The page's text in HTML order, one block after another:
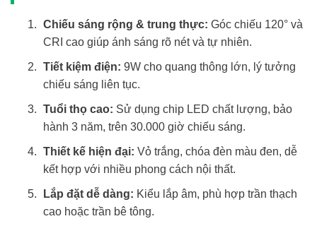
Chiếu sáng rộng & trung thực: Góc chiếu 120° và
CRI cao giúp ánh sáng rõ nét và tự nhiên.
Tiết kiệm điện: 9W cho quang thông lớn, lý tưởng
chiếu sáng liên tục.
Tuổi thọ cao: Sử dụng chip LED chất lượng, bảo
hành 3 năm, trên 30.000 giờ chiếu sáng.
Thiết kế hiện đại: Vỏ trắng, chóa đèn màu đen, dễ
kết hợp với nhiều phong cách nội thất.
Lắp đặt dễ dàng: Kiểu lắp âm, phù hợp trần thạch
cao hoặc trần bê tông.